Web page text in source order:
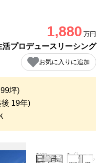
1,880 万円
活プロデュースリーシング
お気に入りに追加
坪)
19年)